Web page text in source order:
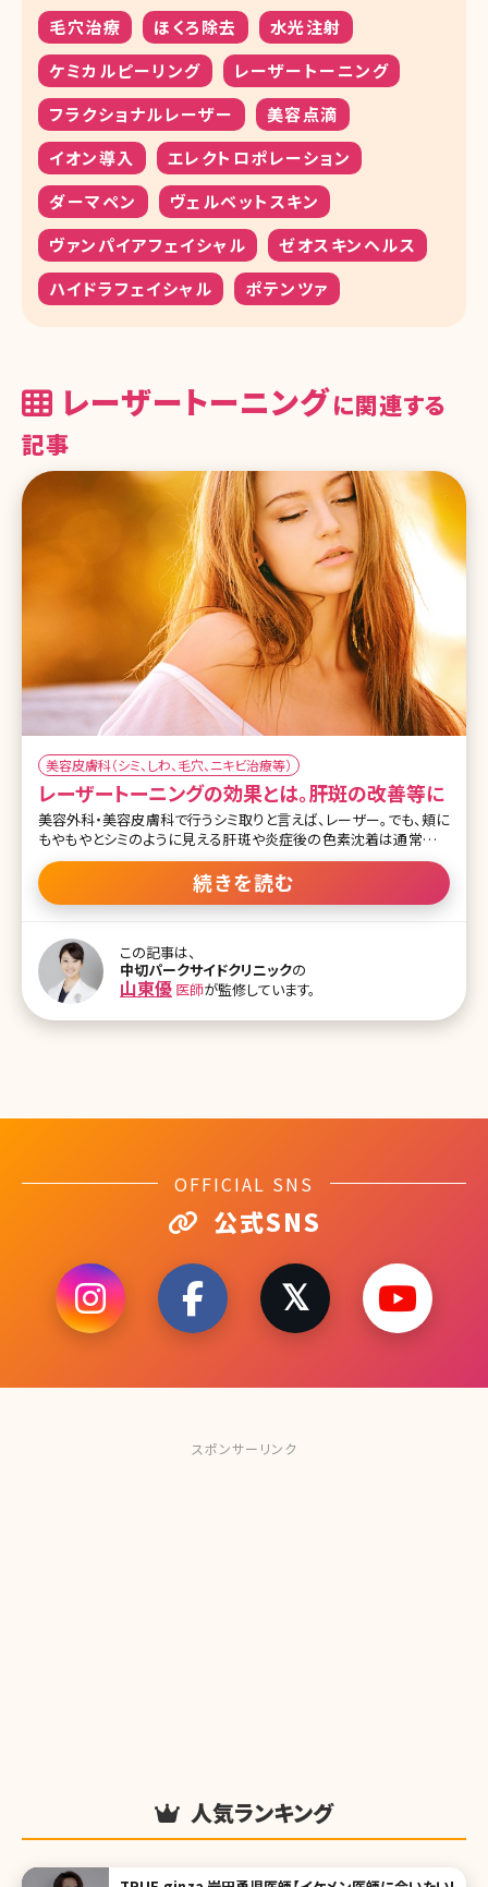
毛穴治療 ほくろ除去
水光注射
ケミカルピーリング
レーザートーニング
フラクショナルレーザー
美容点滴
イオン導入
エレクトロポレーション
ダーマペン
ヴェルベットスキン
ヴァンパイアフェイシャル
ゼオスキンヘルス
ハイドラフェイシャル
ポテンツァ
レーザートーニングに関連する
記事
美容皮膚科（シミ、しわ、毛穴、ニキビ治療等）
レーザートーニングの効果とは。肝斑の改善等に
美容外科・美容皮膚科で行うシミ取りと言えば、レーザー。でも、頬に
もやもやとシミのように見える肝斑や炎症後の色素沈着は通常のシ
ミ取りレーザーを使用すると、むしろ悪化してしまう可能性がありま
す。しかし、これらの通常のレーザーがNGな色の悩みを改善してくれ
ると言われているのが、レーザートーニングです。レーザートーニング
ダウンタイムが少なく、内服薬などと並行して治療することで、なかな
か改善しなかった肝斑やシミが気にならなくなるという魅力的な施
術です。ここではレーザートーニングについて詳しく説明していきま
す。 【監修医師からのワンポイント】レーザートーニングは、肝斑や色
素沈着など肌の様々な色の悩みを徐々に改善させることができる施
続きを読む
この記事は、
中切パークサイドクリニックの
山東優 医師が監修しています。
OFFICIAL SNS
公式SNS
スポンサーリンク
人気ランキング